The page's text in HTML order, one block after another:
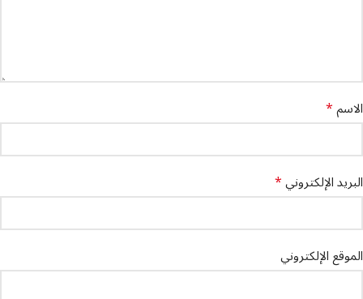
الاسم*
البريد الإلكتروني*
الموقع الإلكتروني